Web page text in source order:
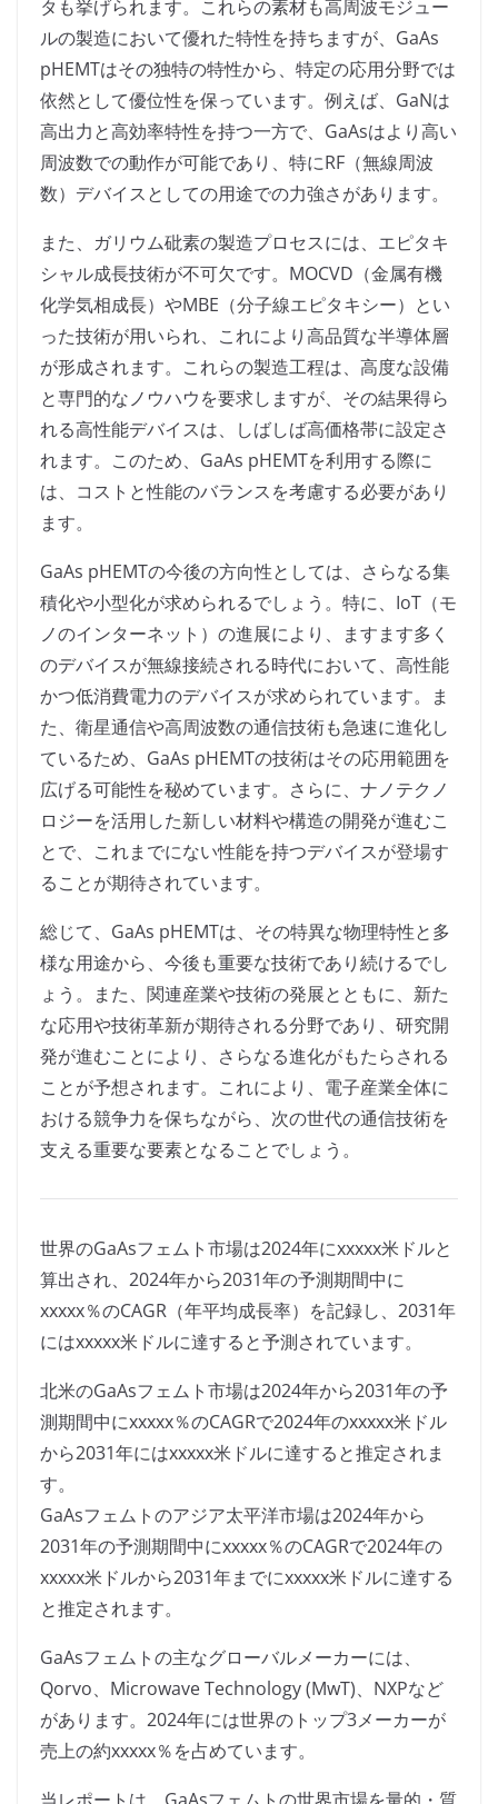
タも挙げられます。これらの素材も高周波モジュー
ルの製造において優れた特性を持ちますが、GaAs
pHEMTはその独特の特性から、特定の応用分野では
依然として優位性を保っています。例えば、GaNは
高出力と高効率特性を持つ一方で、GaAsはより高い
周波数での動作が可能であり、特にRF（無線周波
数）デバイスとしての用途での力強さがあります。
また、ガリウム砒素の製造プロセスには、エピタキ
シャル成長技術が不可欠です。MOCVD（金属有機
化学気相成長）やMBE（分子線エピタキシー）とい
った技術が用いられ、これにより高品質な半導体層
が形成されます。これらの製造工程は、高度な設備
と専門的なノウハウを要求しますが、その結果得ら
れる高性能デバイスは、しばしば高価格帯に設定さ
れます。このため、GaAs pHEMTを利用する際に
は、コストと性能のバランスを考慮する必要があり
ます。
GaAs pHEMTの今後の方向性としては、さらなる集
積化や小型化が求められるでしょう。特に、IoT（モ
ノのインターネット）の進展により、ますます多く
のデバイスが無線接続される時代において、高性能
かつ低消費電力のデバイスが求められています。ま
た、衛星通信や高周波数の通信技術も急速に進化し
ているため、GaAs pHEMTの技術はその応用範囲を
広げる可能性を秘めています。さらに、ナノテクノ
ロジーを活用した新しい材料や構造の開発が進むこ
とで、これまでにない性能を持つデバイスが登場す
ることが期待されています。
総じて、GaAs pHEMTは、その特異な物理特性と多
様な用途から、今後も重要な技術であり続けるでし
ょう。また、関連産業や技術の発展とともに、新た
な応用や技術革新が期待される分野であり、研究開
発が進むことにより、さらなる進化がもたらされる
ことが予想されます。これにより、電子産業全体に
おける競争力を保ちながら、次の世代の通信技術を
支える重要な要素となることでしょう。
世界のGaAsフェムト市場は2024年にxxxxx米ドルと
算出され、2024年から2031年の予測期間中に
xxxxx％のCAGR（年平均成長率）を記録し、2031年
にはxxxxx米ドルに達すると予測されています。
北米のGaAsフェムト市場は2024年から2031年の予
測期間中にxxxxx％のCAGRで2024年のxxxxx米ドル
から2031年にはxxxxx米ドルに達すると推定されま
す。
GaAsフェムトのアジア太平洋市場は2024年から
2031年の予測期間中にxxxxx％のCAGRで2024年の
xxxxx米ドルから2031年までにxxxxx米ドルに達する
と推定されます。
GaAsフェムトの主なグローバルメーカーには、
Qorvo、Microwave Technology (MwT)、NXPなど
があります。2024年には世界のトップ3メーカーが
売上の約xxxxx％を占めています。